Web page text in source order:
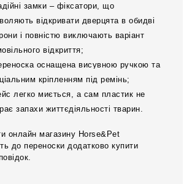
замки – фіксатори, що
відкривати дверцята в обидві
і повністю виключають варіант
відкриття;
оснащена висувною ручкою та
кріпленням під ремінь;
легко миється, а сам пластик не
запахи життєдіяльності тварин.
онлайн магазину Horse&Pet
до переноски додатково купити